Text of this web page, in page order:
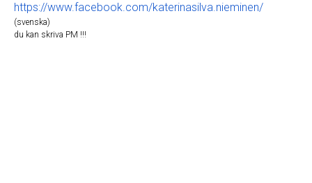
https://www.facebook.com/katerinasilva.nieminen/
(svenska)
du kan skriva PM !!!